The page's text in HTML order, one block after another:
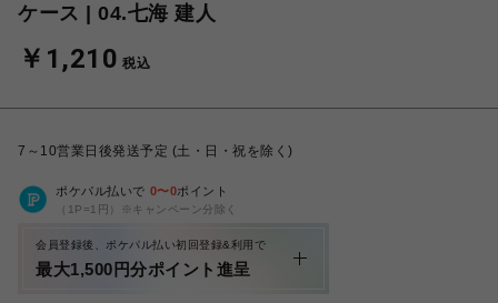
ケース | 04.七海 建人
￥1,210 税込
7～10営業日後発送予定 (土・日・祝を除く)
ポケパル払いで 0〜0ポイント
（1P=1円）※キャンペーン分除く
会員登録後、ポケパル払い初回登録&利用で
最大1,500円分ポイント進呈